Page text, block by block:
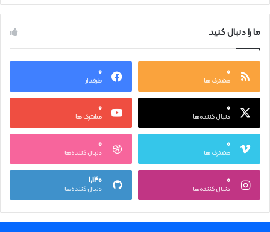
ما را دنبال کنید
۰
مشترک ها
۰
طرفدار
۰
دنبال کننده‌ها
۰
مشترک ها
۰
مشترک ها
۰
دنبال کننده‌ها
۰
دنبال کننده‌ها
۱,۱۴۰
دنبال کننده‌ها